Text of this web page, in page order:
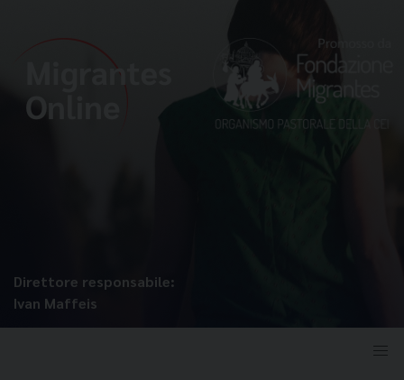
Direttore responsabile:
Ivan Maffeis